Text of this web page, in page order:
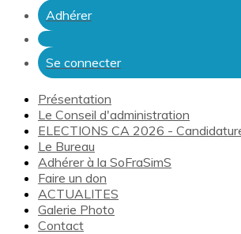
Adhérer
Se connecter
Présentation
Le Conseil d'administration
ELECTIONS CA 2026 -
Le Bureau
Adhérer à la SoFraSimS
Faire un don
ACTUALITES
Galerie Photo
Contact